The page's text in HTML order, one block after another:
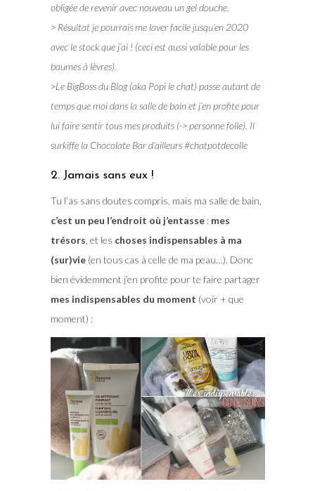
obligée de revenir avec nouveau un gel douche.
> Résultat je pourrais me laver facile jusqu’en 2020
avec le stock que j’ai ! (ceci est aussi valable pour les
baumes à lèvres).
>Le BigBoss du Blog (aka Popi le chat) passe autant de
temps que moi dans la salle de bain et j’en profite pour
lui faire sentir tous mes produits (-> personne folle). Il
surkiffe la Chocolate Bar d’ailleurs #chatpotdecolle
2. Jamais sans eux !
Tu l’as sans doutes compris, mais ma salle de bain,
c’est un peu l’endroit où j’entasse: mes
trésors , et les choses indispensables à ma
(sur)vie(en tous cas à celle de ma peau…). Donc
bien évidemment j’en profite pour te faire partager
mes indispensables du moment (voir + que
moment) :